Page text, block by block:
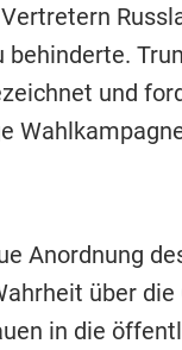
und
Anordnung
über
in die